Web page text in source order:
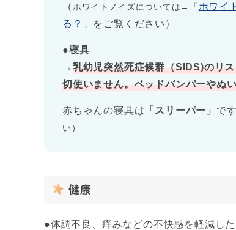
（ ホワイトノイズについては→「 ホワイ
る？」 をご覧ください）
●寝具
→ 乳幼児突然死症候群（SIDS)のリス
切使いません。ベッドバンパーやぬ
赤ちゃんの寝具は 「スリーパー」 です
い）
健康
●体調不良、痒みなどの不快感を軽減した